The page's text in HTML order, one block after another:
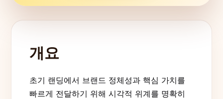
개요
초기 랜딩에서 브랜드 정체성과 핵심 가치를
빠르게 전달하기 위해 시각적 위계를 명확히